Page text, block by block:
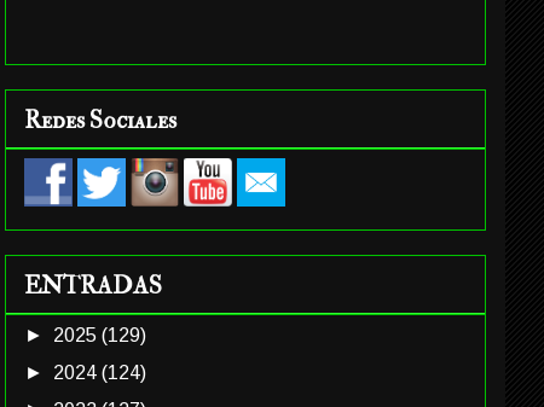
Redes Sociales
ENTRADAS
► 2025 (129)
► 2024 (124)